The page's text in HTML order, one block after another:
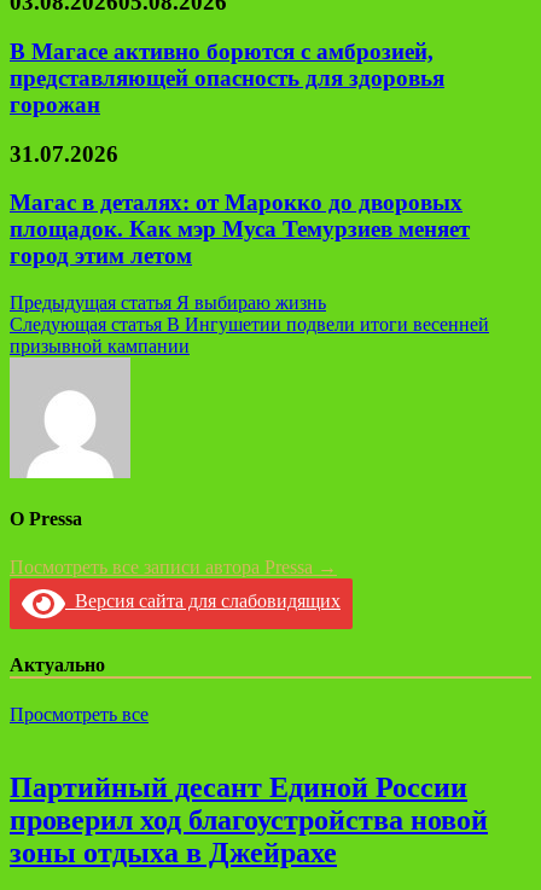
В Магасе активно борются с амброзией,
представляющей опасность для здоровья
горожан
31.07.2026
Магас в деталях: от Марокко до дворовых
площадок. Как мэр Муса Темурзиев меняет
город этим летом
Навигация
по
Предыдущая статья Я выбираю жизнь
Следующая статья В Ингушетии подвели итоги весенней
призывной кампании
О Pressa
Посмотреть все записи автора Pressa →
Версия сайта для слабовидящих
Актуально
Просмотреть все
Партийный десант Единой России
проверил ход благоустройства новой
зоны отдыха в Джейрахе